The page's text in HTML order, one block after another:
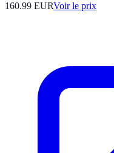
160.99 EURVoir le prix